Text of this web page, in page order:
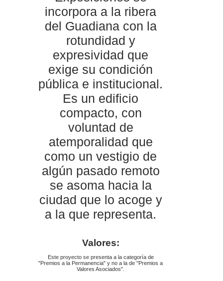
incorpora a la ribera
del Guadiana con la
rotundidad y
expresividad que
exige su condición
pública e institucional.
Es un edificio
compacto, con
voluntad de
atemporalidad que
como un vestigio de
algún pasado remoto
se asoma hacia la
ciudad que lo acoge y
a la que representa.
Valores:
Este proyecto se presenta a la categoría de
"Premios a la Permanencia" y no a la de "Premios a
Valores Asociados".